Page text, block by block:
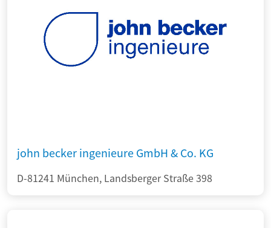
john becker ingenieure GmbH & Co. KG
D-81241 München, Landsberger Straße 398